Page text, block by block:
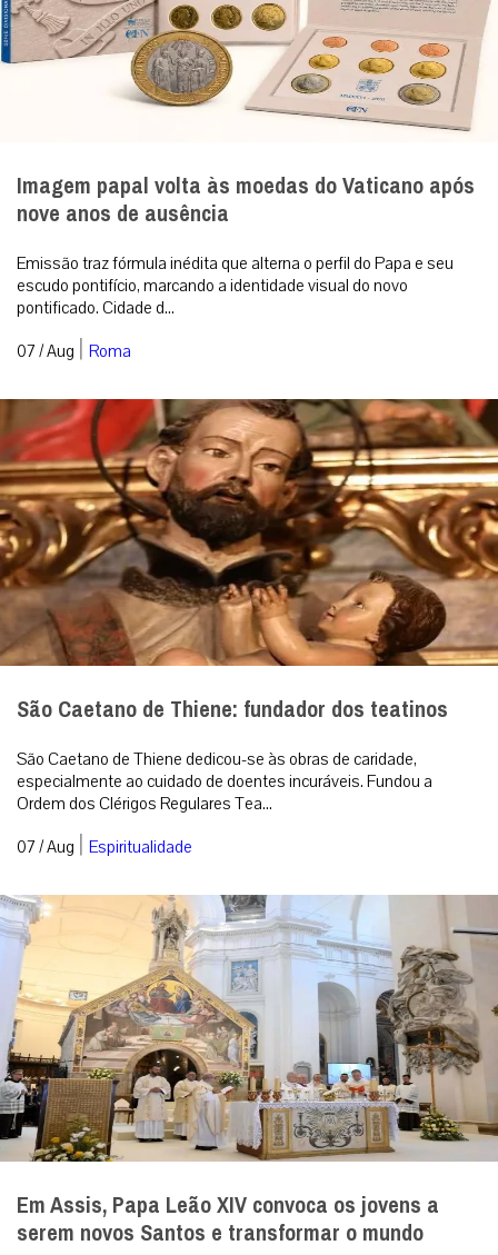
Imagem papal volta às moedas do Vaticano após
nove anos de ausência
Emissão traz fórmula inédita que alterna o perfil do Papa e seu
escudo pontifício, marcando a identidade visual do novo
pontificado. Cidade d...
07 / Aug | Roma
São Caetano de Thiene: fundador dos teatinos
São Caetano de Thiene dedicou-se às obras de caridade,
especialmente ao cuidado de doentes incuráveis. Fundou a
Ordem dos Clérigos Regulares Tea...
07 / Aug | Espiritualidade
Em Assis, Papa Leão XIV convoca os jovens a
serem novos Santos e transformar o mundo